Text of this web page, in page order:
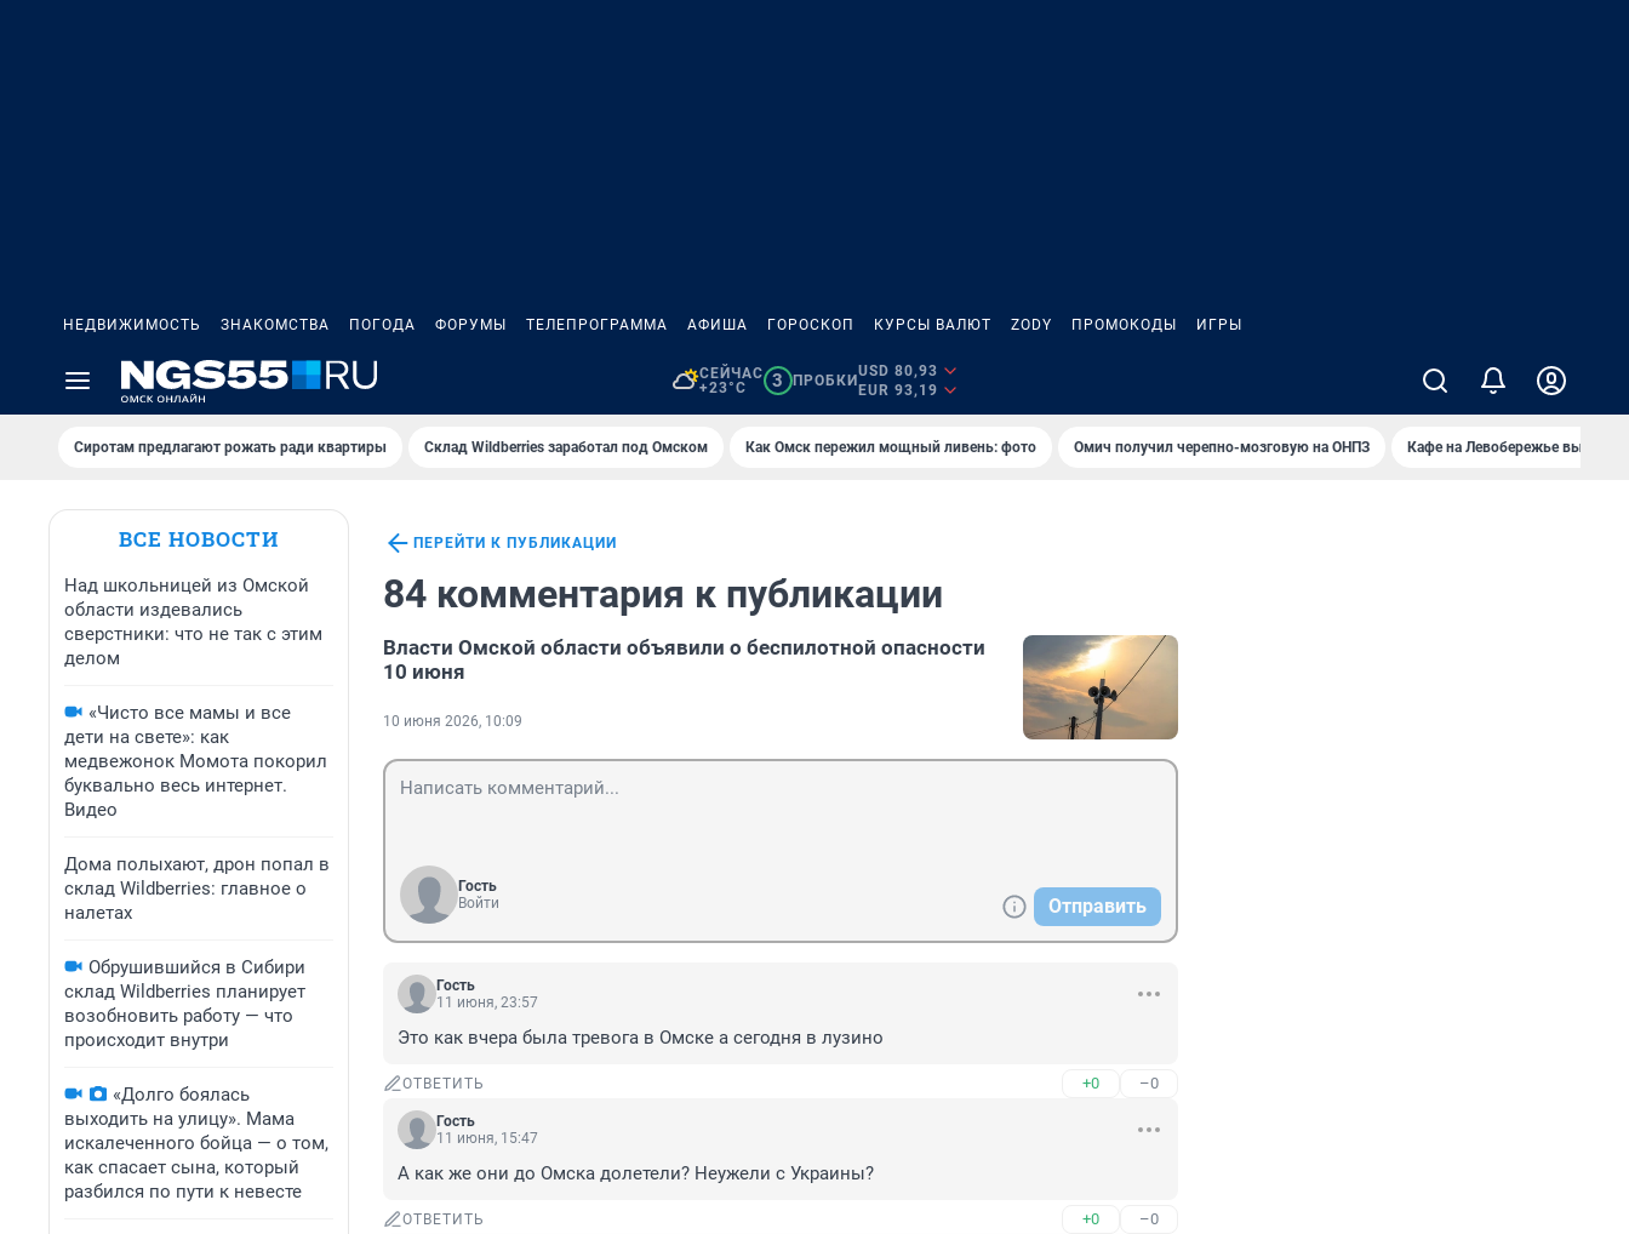
НЕДВИЖИМОСТЬ ЗНАКОМСТВА ПОГОДА ФОРУМЫ ТЕЛЕПРОГРАММА АФИША ГОРОСКОП КУРСЫ ВАЛЮТ ZODY ПРОМОКОДЫ ИГРЫ
СЕЙЧАС
+23°C
3 ПРОБКИ
USD 80,93
EUR 93,19
Сиротам предлагают рожать ради квартиры Склад Wildberries заработал под Омском Как Омск пережил мощный ливень: фото Омич получил черепно-мозговую на ОНПЗ Кафе на Левобережье
ВСЕ НОВОСТИ
Над школьницей из Омской
области издевались
сверстники: что не так с этим
делом
«Чисто все мамы и все
дети на свете»: как
медвежонок Момота покорил
буквально весь интернет.
Видео
Дома полыхают, дрон попал в
склад Wildberries: главное о
налетах
Обрушившийся в Сибири
склад Wildberries планирует
возобновить работу — что
происходит внутри
«Долго боялась
выходить на улицу». Мама
искалеченного бойца — о том,
как спасает сына, который
разбился по пути к невесте
ПЕРЕЙТИ К ПУБЛИКАЦИИ
84 комментария к публикации
Власти Омской области объявили о беспилотной опасности
10 июня
10 июня 2026, 10:09
Гость
Войти
Отправить
Гость
11 июня, 23:57
Это как вчера была тревога в Омске а сегодня в лузино
ОТВЕТИТЬ +0 –0
Гость
11 июня, 15:47
А как же они до Омска долетели? Неужели с Украины?
ОТВЕТИТЬ +0 –0